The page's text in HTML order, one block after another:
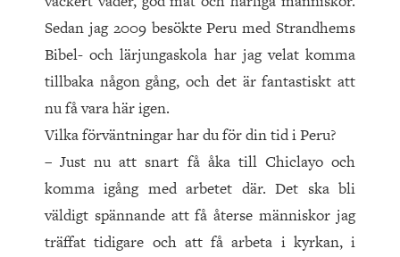
Sedan jag 2009 besökte Peru med Strandhems
Bibel- och lärjungaskola har jag velat komma
tillbaka någon gång, och det är fantastiskt att
nu få vara här igen.
Vilka förväntningar har du för din tid i Peru?
– Just nu att snart få åka till Chiclayo och
komma igång med arbetet där. Det ska bli
väldigt spännande att få återse människor jag
träffat tidigare och att få arbeta i kyrkan, i